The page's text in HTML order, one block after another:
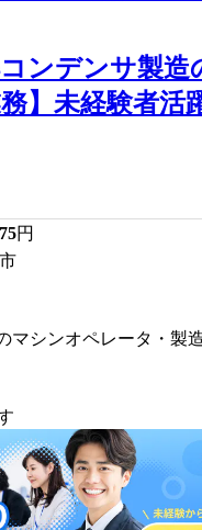
コンデンサ製造
】未経験者活
円
マシンオペレータ・製